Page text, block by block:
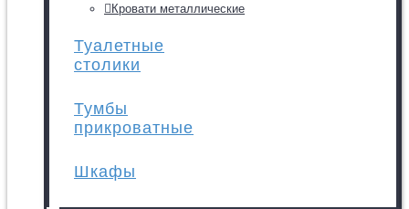
Кровати металлические
Туалетные
столики
Тумбы
прикроватные
Шкафы